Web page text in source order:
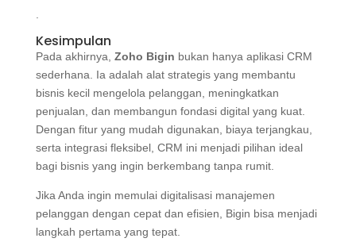
Kesimpulan
Pada akhirnya, Zoho Bigin bukan hanya aplikasi CRM
sederhana. Ia adalah alat strategis yang membantu
bisnis kecil mengelola pelanggan, meningkatkan
penjualan, dan membangun fondasi digital yang kuat.
Dengan fitur yang mudah digunakan, biaya terjangkau,
serta integrasi fleksibel, CRM ini menjadi pilihan ideal
bagi bisnis yang ingin berkembang tanpa rumit.
Jika Anda ingin memulai digitalisasi manajemen
pelanggan dengan cepat dan efisien, Bigin bisa menjadi
langkah pertama yang tepat.